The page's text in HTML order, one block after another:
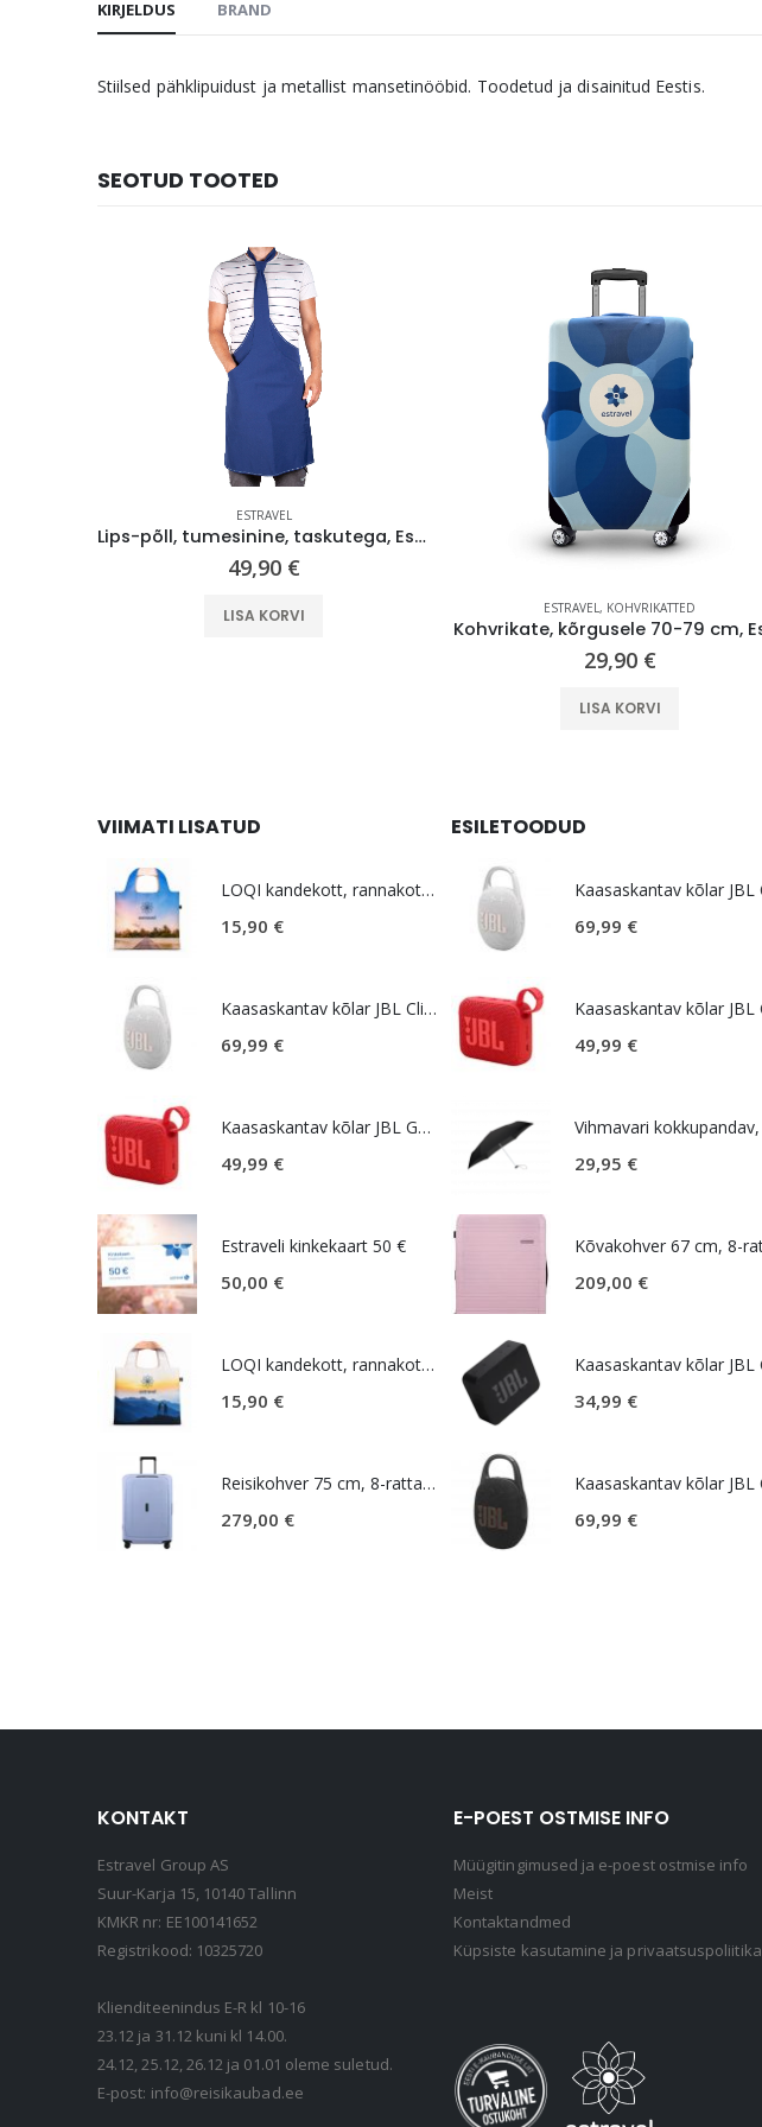
KIRJELDUS BRAND
Stiilsed pähklipuidust ja metallist mansetinööbid. Toodetud ja disainitud Eestis.
SEOTUD TOOTED
ESTRAVEL
Lips-põll, tumesinine, taskutega, Estravel
49,90 €
LISA KORVI ESTRAVEL, KOHVRIKATTED
29,90 €
LISA KORVI
VIIMATI LISATUD
LOQI kandekott, rannakott, reisikott, Estravel Beach Bag
15,90 €
Kaasaskantav kõlar JBL Clip 5, IP67, valge
69,99 €
Kaasaskantav kõlar JBL GO 4, IP67, punane
49,99 €
Estraveli kinkekaart 50 €
50,00 €
LOQI kandekott, rannakott, reisikott, Estravel Mountain Bag
15,90 €
Reisikohver 75 cm, 8-rattaline, lillakassinine (Lavendel), TSA koodlukk, Samsonite Essens
279,00 €
ESILETOODUD
69,99 €
49,99 €
29,95 €
209,00 €
34,99 €
69,99 €
KONTAKT
Estravel Group AS
Suur-Karja 15, 10140 Tallinn
KMKR nr: EE100141652
Registrikood: 10325720
Klienditeenindus E-R kl 10-16
23.12 ja 31.12 kuni kl 14.00.
24.12, 25.12, 26.12 ja 01.01 oleme suletud.
E-post: info@reisikaubad.ee
E-POEST OSTMISE INFO
Müügitingimused ja e-poest ostmise info
Meist
Kontaktandmed
Küpsiste kasutamine ja privaatsuspoliitika